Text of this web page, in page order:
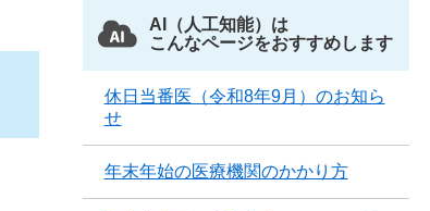
AI（人工知能）は
こんなページをおすすめします
休日当番医（令和8年9月）のお知ら
せ
年末年始の医療機関のかかり方